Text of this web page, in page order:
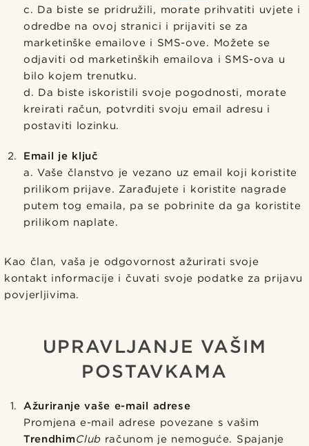
c. Da biste se pridružili, morate prihvatiti uvjete i
odredbe na ovoj stranici i prijaviti se za
marketinške emailove i SMS-ove. Možete se
odjaviti od marketinških emailova i SMS-ova u
bilo kojem trenutku.
d. Da biste iskoristili svoje pogodnosti, morate
kreirati račun, potvrditi svoju email adresu i
postaviti lozinku.
Email je ključ
a. Vaše članstvo je vezano uz email koji koristite
prilikom prijave. Zarađujete i koristite nagrade
putem tog emaila, pa se pobrinite da ga koristite
prilikom naplate.
Kao član, vaša je odgovornost ažurirati svoje
kontakt informacije i čuvati svoje podatke za prijavu
povjerljivima.
UPRAVLJANJE VAŠIM
POSTAVKAMA
Ažuriranje vaše e-mail adrese
Promjena e-mail adrese povezane s vašim
TrendhimClubračunom je nemoguće. Spajanje